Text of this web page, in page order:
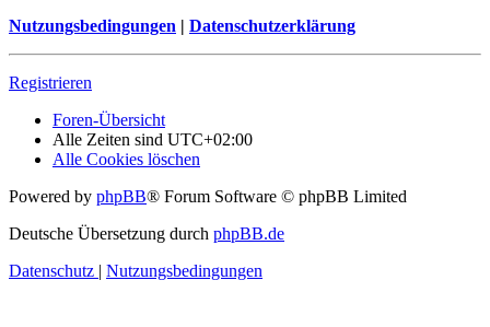
Nutzungsbedingungen | Datenschutzerklärung
Registrieren
Foren-Übersicht
Alle Zeiten sind UTC+02:00
Alle Cookies löschen
Powered by phpBB® Forum Software © phpBB Limited
Deutsche Übersetzung durch phpBB.de
Datenschutz | Nutzungsbedingungen